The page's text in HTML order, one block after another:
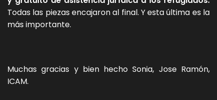
Todas las piezas encajaron al final. Y esta última es la
más importante.
Muchas gracias y bien hecho Sonia, Jose Ramón,
ICAM.